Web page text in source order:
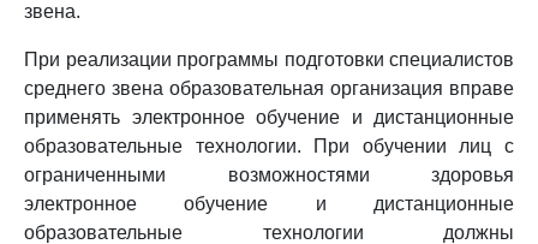
звена.
При реализации программы подготовки специалистов
среднего звена образовательная организация вправе
применять электронное обучение и дистанционные
образовательные технологии. При обучении лиц с
ограниченными возможностями здоровья
электронное обучение и дистанционные
образовательные технологии должны